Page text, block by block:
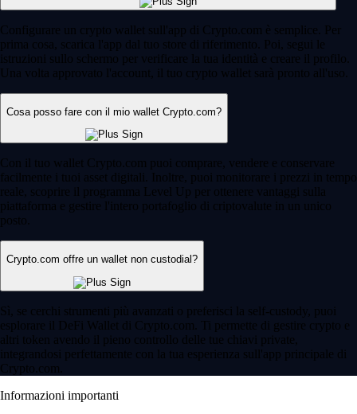
Configurare un crypto wallet sull'app di Crypto.com è semplice. Per
prima cosa, scarica l'app dal tuo store di riferimento. Poi, segui le
istruzioni sullo schermo per verificare la tua identità e creare il profilo.
Una volta approvato l'account, il tuo crypto wallet sarà pronto all'uso.
Cosa posso fare con il mio wallet Crypto.com?
Con il tuo wallet Crypto.com puoi comprare, vendere e conservare
facilmente i tuoi asset digitali. Inoltre, puoi monitorare i prezzi in tempo
reale, scoprire il programma Level Up per ottenere vantaggi sulla
piattaforma e gestire l'intero portafoglio di criptovalute in un unico
posto.
Crypto.com offre un wallet non custodial?
Sì, se cerchi strumenti più avanzati o preferisci la self-custody, puoi
esplorare il DeFi Wallet di Crypto.com. Ti permette di gestire crypto e
altri token avendo il pieno controllo delle tue chiavi private,
integrandosi perfettamente con la tua esperienza sull'app principale di
Crypto.com.
Informazioni importanti